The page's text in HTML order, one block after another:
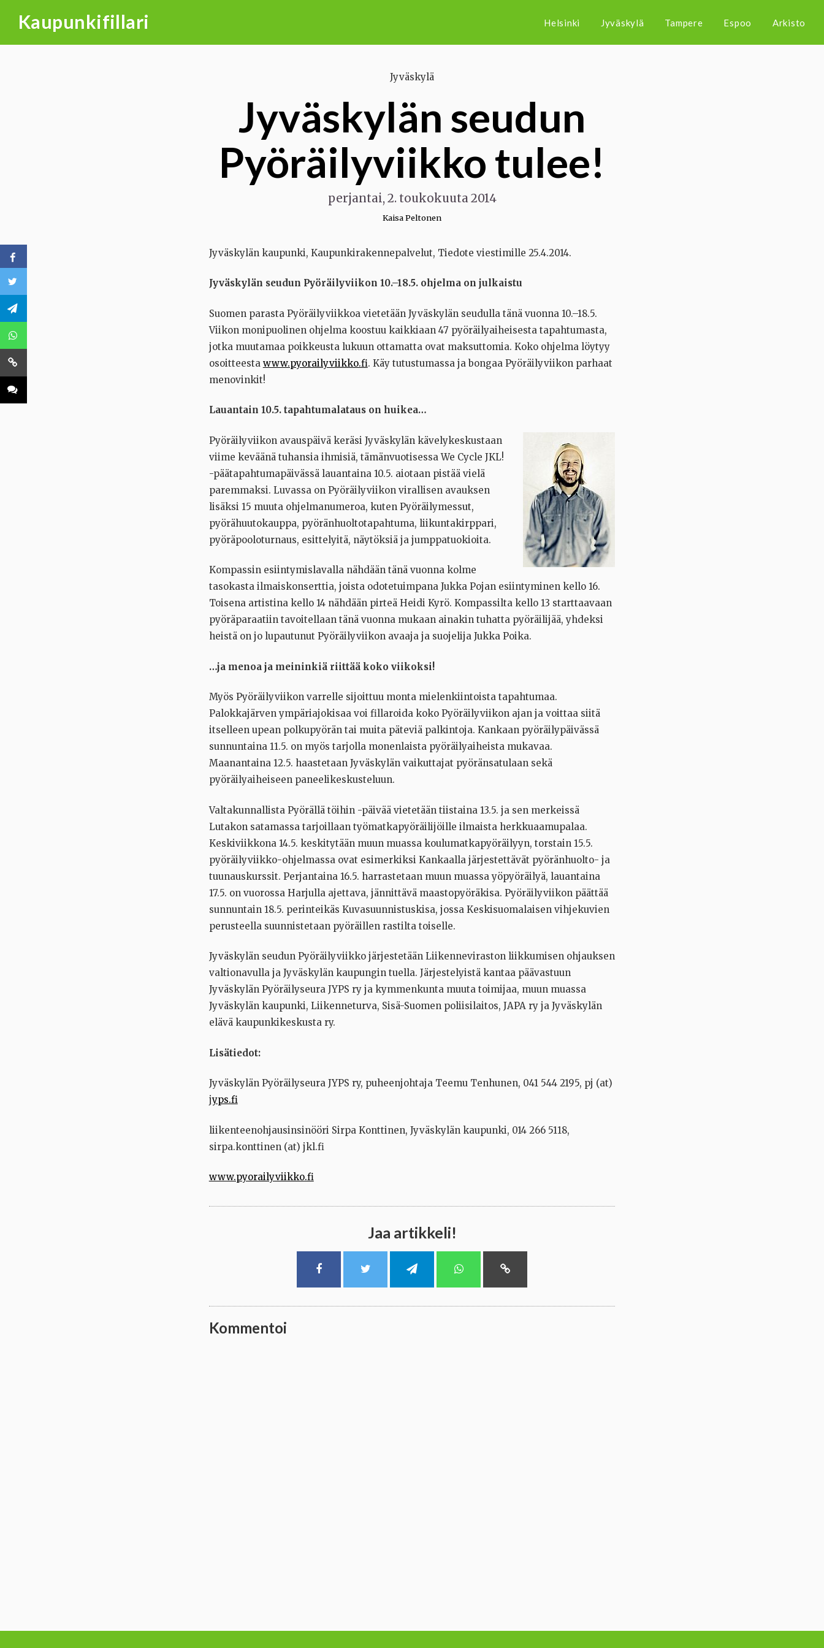
Kaupunkifillari Helsinki Jyväskylä Tampere Espoo Arkisto
Jyväskylä
Jyväskylän seudun
Pyöräilyviikko tulee!
perjantai, 2. toukokuuta 2014
Kaisa Peltonen
Jyväskylän kaupunki, Kaupunkirakennepalvelut, Tiedote viestimille 25.4.2014.
Jyväskylän seudun Pyöräilyviikon 10.–18.5. ohjelma on julkaistu
Suomen parasta Pyöräilyviikkoa vietetään Jyväskylän seudulla tänä vuonna 10.–18.5.
Viikon monipuolinen ohjelma koostuu kaikkiaan 47 pyöräilyaiheisesta tapahtumasta,
jotka muutamaa poikkeusta lukuun ottamatta ovat maksuttomia. Koko ohjelma löytyy
osoitteesta www.pyorailyviikko.fi. Käy tutustumassa ja bongaa Pyöräilyviikon parhaat
menovinkit!
Lauantain 10.5. tapahtumalataus on huikea…
Pyöräilyviikon avauspäivä keräsi Jyväskylän kävelykeskustaan
viime keväänä tuhansia ihmisiä, tämänvuotisessa We Cycle JKL!
-päätapahtumapäivässä lauantaina 10.5. aiotaan pistää vielä
paremmaksi. Luvassa on Pyöräilyviikon virallisen avauksen
lisäksi 15 muuta ohjelmanumeroa, kuten Pyöräilymessut,
pyörähuutokauppa, pyöränhuoltotapahtuma, liikuntakirppari,
pyöräpooloturnaus, esittelyitä, näytöksiä ja jumppatuokioita.
Kompassin esiintymislavalla nähdään tänä vuonna kolme
tasokasta ilmaiskonserttia, joista odotetuimpana Jukka Pojan esiintyminen kello 16.
Toisena artistina kello 14 nähdään pirteä Heidi Kyrö. Kompassilta kello 13 starttaavaan
pyöräparaatiin tavoitellaan tänä vuonna mukaan ainakin tuhatta pyöräilijää, yhdeksi
heistä on jo lupautunut Pyöräilyviikon avaaja ja suojelija Jukka Poika.
…ja menoa ja meininkiä riittää koko viikoksi!
Myös Pyöräilyviikon varrelle sijoittuu monta mielenkiintoista tapahtumaa.
Palokkajärven ympäriajokisaa voi fillaroida koko Pyöräilyviikon ajan ja voittaa siitä
itselleen upean polkupyörän tai muita päteviä palkintoja. Kankaan pyöräilypäivässä
sunnuntaina 11.5. on myös tarjolla monenlaista pyöräilyaiheista mukavaa.
Maanantaina 12.5. haastetaan Jyväskylän vaikuttajat pyöränsatulaan sekä
pyöräilyaiheiseen paneelikeskusteluun.
Valtakunnallista Pyörällä töihin -päivää vietetään tiistaina 13.5. ja sen merkeissä
Lutakon satamassa tarjoillaan työmatkapyöräilijöille ilmaista herkkuaamupalaa.
Keskiviikkona 14.5. keskitytään muun muassa koulumatkapyöräilyyn, torstain 15.5.
pyöräilyviikko-ohjelmassa ovat esimerkiksi Kankaalla järjestettävät pyöränhuolto- ja
tuunauskurssit. Perjantaina 16.5. harrastetaan muun muassa yöpyöräilyä, lauantaina
17.5. on vuorossa Harjulla ajettava, jännittävä maastopyöräkisa. Pyöräilyviikon päättää
sunnuntain 18.5. perinteikäs Kuvasuunnistuskisa, jossa Keskisuomalaisen vihjekuvien
perusteella suunnistetaan pyöräillen rastilta toiselle.
Jyväskylän seudun Pyöräilyviikko järjestetään Liikenneviraston liikkumisen ohjauksen
valtionavulla ja Jyväskylän kaupungin tuella. Järjestelyistä kantaa päävastuun
Jyväskylän Pyöräilyseura JYPS ry ja kymmenkunta muuta toimijaa, muun muassa
Jyväskylän kaupunki, Liikenneturva, Sisä-Suomen poliisilaitos, JAPA ry ja Jyväskylän
elävä kaupunkikeskusta ry.
Lisätiedot:
Jyväskylän Pyöräilyseura JYPS ry, puheenjohtaja Teemu Tenhunen, 041 544 2195, pj (at)
jyps.fi
liikenteenohjausinsinööri Sirpa Konttinen, Jyväskylän kaupunki, 014 266 5118,
sirpa.konttinen (at) jkl.fi
www.pyorailyviikko.fi
Jaa artikkeli!
Kommentoi